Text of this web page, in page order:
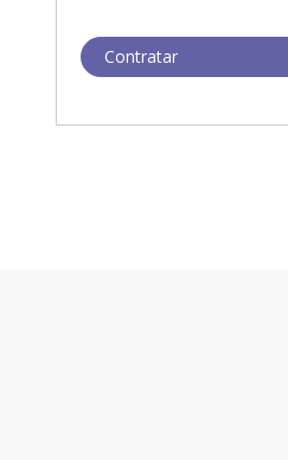
Contratar